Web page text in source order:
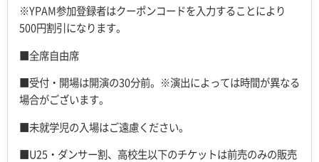
※YPAM参加登録者はクーポンコードを入力することにより
500円割引になります。
■全席自由席
■受付・開場は開演の30分前。※演出によっては時間が異なる
場合がございます。
■未就学児の入場はご遠慮ください。
■U25・ダンサー割、高校生以下のチケットは前売のみの販売